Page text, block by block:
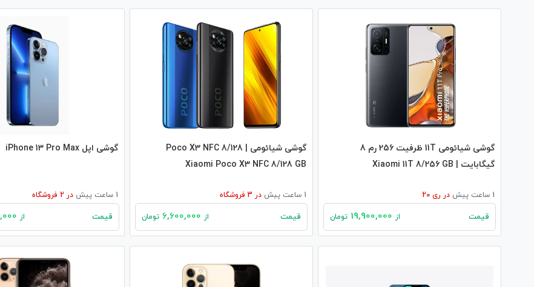
گوشی شیائومی 11T ظرفیت 256 رم 8
گیگابایت | Xiaomi 11T 8/256 GB
1 ساعت پیش در ری 20
قیمت از تومان
گوشی شیائومی Poco X3 NFC 8/128 |
Xiaomi Poco X3 NFC 8/128 GB
1 ساعت پیش در فروشگاه
قیمت از تومان
گوشی اپل iPhone 13 Pro Max
1 ساعت پیش در فروشگاه
قیمت از